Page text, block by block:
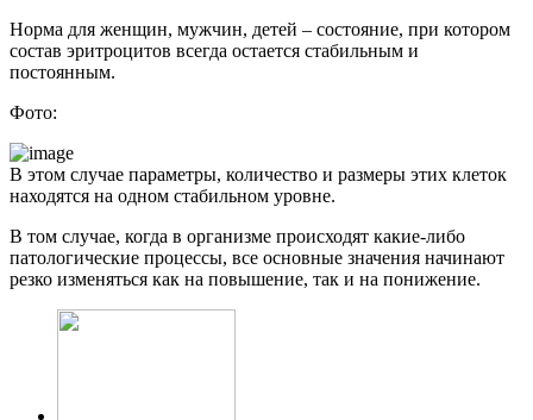
Норма для женщин, мужчин, детей – состояние, при котором
состав эритроцитов всегда остается стабильным и
постоянным.
Фото:
В этом случае параметры, количество и размеры этих клеток
находятся на одном стабильном уровне.
В том случае, когда в организме происходят какие-либо
патологические процессы, все основные значения начинают
резко изменяться как на повышение, так и на понижение.